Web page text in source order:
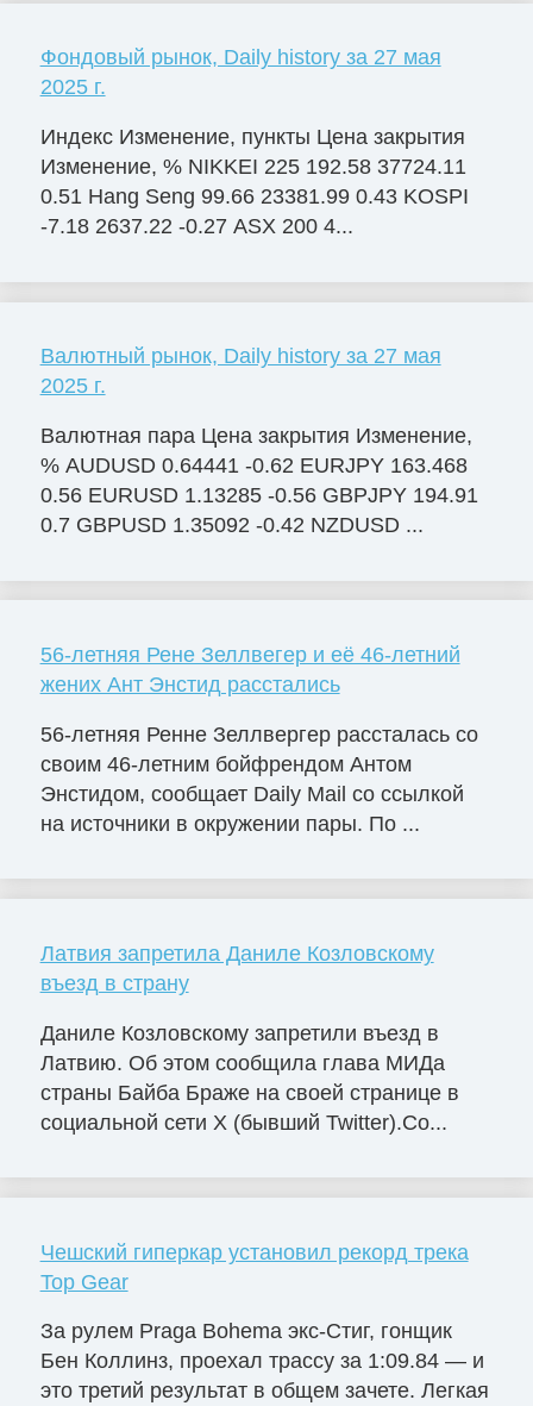
Фондовый рынок, Daily history за 27 мая
2025 г.
Индекс Изменение, пункты Цена закрытия
Изменение, % NIKKEI 225 192.58 37724.11
0.51 Hang Seng 99.66 23381.99 0.43 KOSPI
-7.18 2637.22 -0.27 ASX 200 4...
Валютный рынок, Daily history за 27 мая
2025 г.
Валютная пара Цена закрытия Изменение,
% AUDUSD 0.64441 -0.62 EURJPY 163.468
0.56 EURUSD 1.13285 -0.56 GBPJPY 194.91
0.7 GBPUSD 1.35092 -0.42 NZDUSD ...
56-летняя Рене Зеллвегер и её 46-летний
жених Ант Энстид расстались
56-летняя Ренне Зеллвергер рассталась со
своим 46-летним бойфрендом Антом
Энстидом, сообщает Daily Mail со ссылкой
на источники в окружении пары. По ...
Латвия запретила Даниле Козловскому
въезд в страну
Даниле Козловскому запретили въезд в
Латвию. Об этом сообщила глава МИДа
страны Байба Браже на своей странице в
социальной сети X (бывший Twitter).Со...
Чешский гиперкар установил рекорд трека
Top Gear
За рулем Praga Bohema экс-Стиг, гонщик
Бен Коллинз, проехал трассу за 1:09.84 — и
это третий результат в общем зачете. Легкая